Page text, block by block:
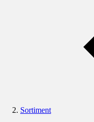
Sortiment